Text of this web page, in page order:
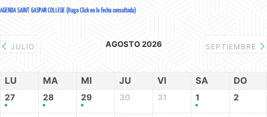
AGENDA SAINT GASPAR COLLEGE (Haga Click en la fecha consultada)
JULIO AGOSTO 2026 SEPTIEMBRE
LU MA MI JU VI SA DO
27 28 29 30 31 1 2